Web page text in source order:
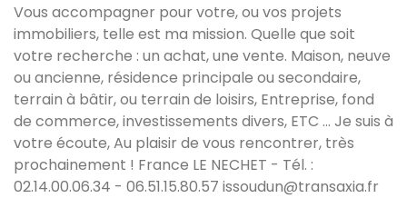
Vous accompagner pour votre, ou vos projets
immobiliers, telle est ma mission. Quelle que soit
votre recherche : un achat, une vente. Maison, neuve
ou ancienne, résidence principale ou secondaire,
terrain à bâtir, ou terrain de loisirs, Entreprise, fond
de commerce, investissements divers, ETC ... Je suis à
votre écoute, Au plaisir de vous rencontrer, très
prochainement ! France LE NECHET - Tél. :
02.14.00.06.34 - 06.51.15.80.57 issoudun@transaxia.fr